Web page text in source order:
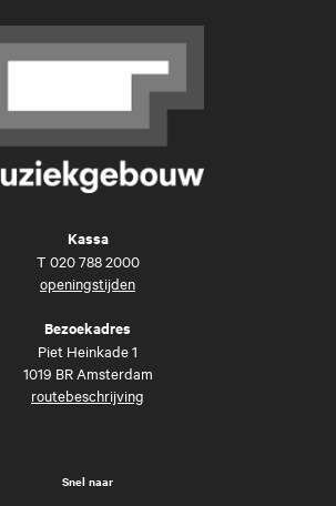
Kassa
T 020 788 2000
openingstijden
Bezoekadres
Piet Heinkade 1
1019 BR Amsterdam
routebeschrijving
Snel naar